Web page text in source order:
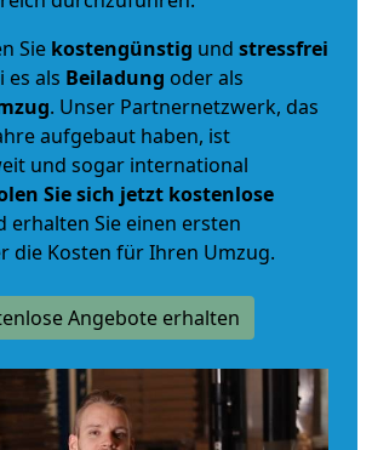
Sie kostengünstig und stressfrei
es als Beiladung oder als
. Unser Partnernetzwerk, das
aufgebaut haben, ist
und sogar international
Sie sich jetzt kostenlose
erhalten Sie einen ersten
die Kosten für Ihren Umzug.
Angebote erhalten